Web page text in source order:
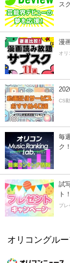
ス
漫
オリ
CS
毎
ク！
試
ト！
プレ
オリコングル